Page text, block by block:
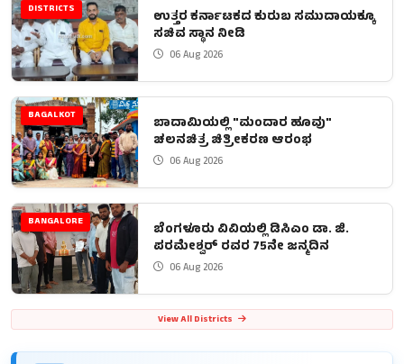
DISTRICTS
ಉತ್ತರ ಕರ್ನಾಟಕದ ಕುರುಬ ಸಮುದಾಯಕ್ಕೂ
ಸಚಿವ ಸ್ಥಾನ ನೀಡಿ
06 Aug 2026
BAGALKOT
ಬಾದಾಮಿಯಲ್ಲಿ "ಮಂದಾರ ಹೂವು"
ಚಲನಚಿತ್ರ ಚಿತ್ರೀಕರಣ ಆರಂಭ
06 Aug 2026
BANGALORE
ಬೆಂಗಳೂರು ವಿವಿಯಲ್ಲಿ ಡಿಸಿಎಂ ಡಾ. ಜಿ.
ಪರಮೇಶ್ವರ್ ರವರ 75ನೇ ಜನ್ಮದಿನ
06 Aug 2026
View All Districts